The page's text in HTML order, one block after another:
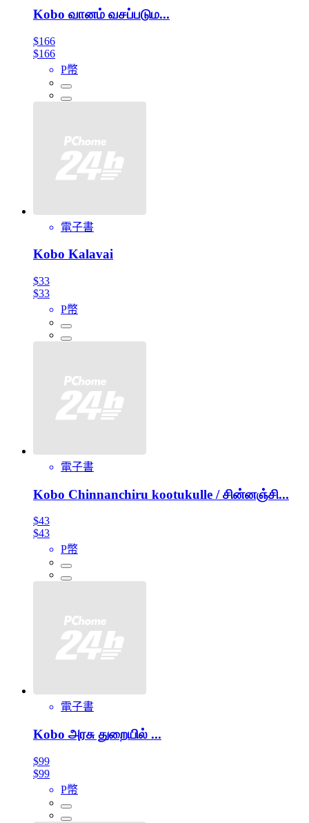
Kobo வானம் வசப்படும...
$166
$166
P幣
電子書
Kobo Kalavai
$33
$33
P幣
電子書
Kobo Chinnanchiru kootukulle / சின்னஞ்சி...
$43
$43
P幣
電子書
Kobo அரசு துறையில் ...
$99
$99
P幣